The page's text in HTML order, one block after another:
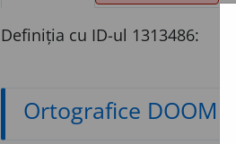
Definiția cu ID-ul 1313486:
Ortografice DOOM